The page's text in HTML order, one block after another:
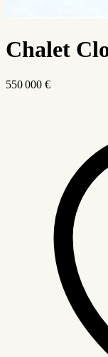
Chalet
550 000 €